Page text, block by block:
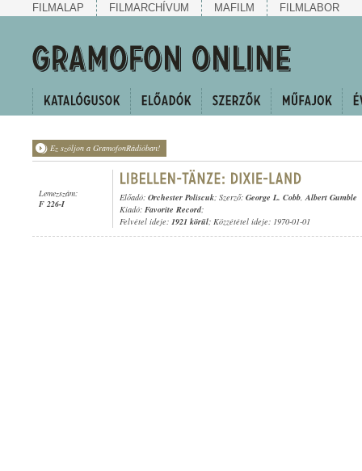
FILMALAP FILMARCHÍVUM MAFILM FILMLABOR
Ez szóljon a GramofonRádióban!
Lemezszám:
F 226-I
Előadó: Orchester Poliscuk; Szerző: George L. Cobb,Albert Gumble
Kiadó: Favorite Record;
Felvétel ideje: 1921 körül; Közzététel ideje: 1970-01-01